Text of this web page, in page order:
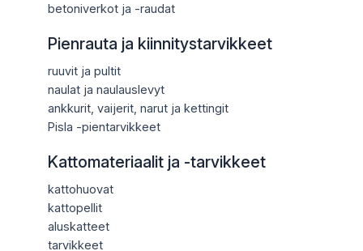
betoniverkot ja -raudat
Pienrauta ja kiinnitystarvikkeet
ruuvit ja pultit
naulat ja naulauslevyt
ankkurit, vaijerit, narut ja kettingit
Pisla -pientarvikkeet
Kattomateriaalit ja -tarvikkeet
kattohuovat
kattopellit
aluskatteet
tarvikkeet